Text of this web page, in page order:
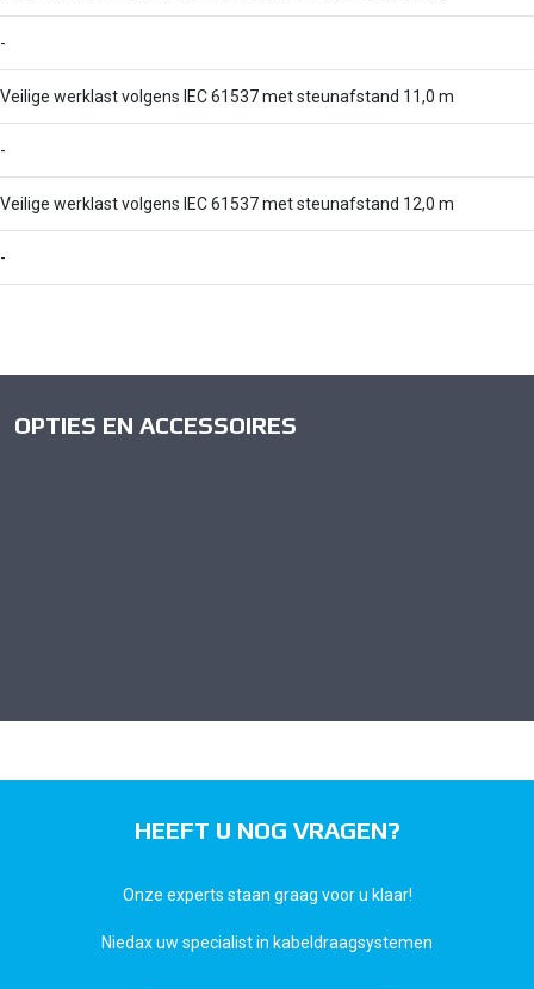
-
Veilige werklast volgens IEC 61537 met steunafstand 11,0 m
-
Veilige werklast volgens IEC 61537 met steunafstand 12,0 m
-
OPTIES EN ACCESSOIRES
HEEFT U NOG VRAGEN?
Onze experts staan graag voor u klaar!
Niedax uw specialist in kabeldraagsystemen